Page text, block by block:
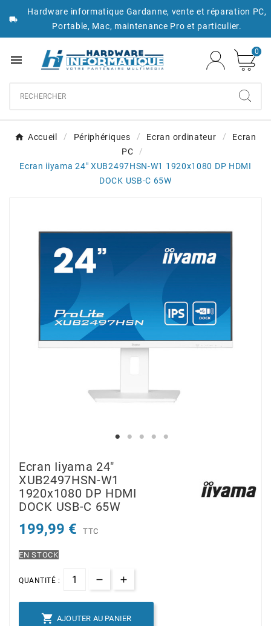

Hardware informatique Gardanne, vente et réparation PC,
Portable, Mac, maintenance Pro et particulier.

0
Accueil Périphériques Ecran ordinateur
Ecran
PC
Ecran iiyama 24" XUB2497HSN-W1 1920x1080 DP HDMI
DOCK USB-C 65W
Ecran Iiyama 24"
XUB2497HSN-W1
1920x1080 DP HDMI
DOCK USB-C 65W
199,99 € TTC
EN STOCK
QUANTITÉ :
 AJOUTER AU PANIER